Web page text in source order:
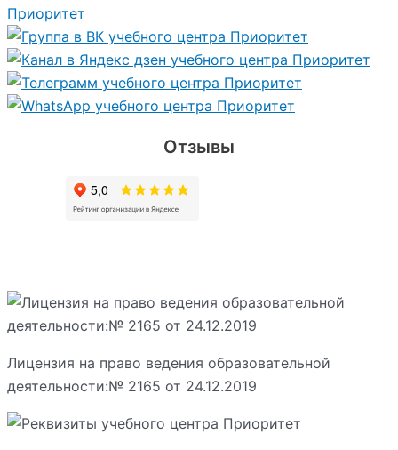
Отзывы
Лицензия на право ведения образовательной
деятельности:№ 2165 от 24.12.2019